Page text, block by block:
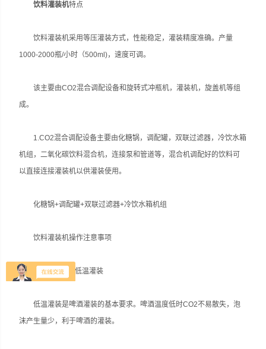
饮料灌装机特点
饮料灌装机采用等压灌装方式，性能稳定，灌装精度准确。产量
1000-2000瓶/小时（500ml)，速度可调。
该主要由CO2混合调配设备和旋转式冲瓶机，灌装机，旋盖机等组
成。
1.CO2混合调配设备主要由化糖锅，调配罐，双联过滤器，冷饮水箱
机组，二氧化碳饮料混合机，连接泵和管道等，混合机调配好的饮料可
以直接连接灌装机以供灌装使用。
化糖锅+调配罐+双联过滤器+冷饮水箱机组
饮料灌装机操作注意事项
1.饮料灌装机低温灌装
低温灌装是啤酒灌装的基本要求。啤酒温度低时CO2不易散失，泡
沫产生量少，利于啤酒的灌装。